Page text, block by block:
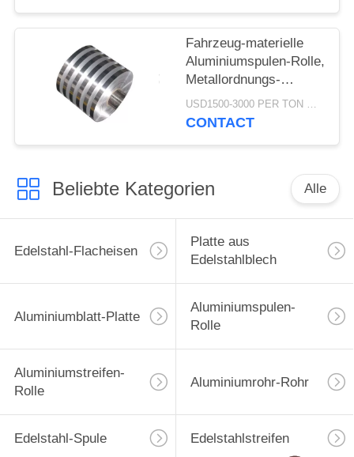
Fahrzeug-materielle
Aluminiumspulen-Rolle,
Metallordnungs-
Spulen-Antikorrosions-
langlebiges Gut
USD1500-3000 PER TON MOQ:1TON
CONTACT
Beliebte Kategorien Alle
Edelstahl-Flacheisen
Platte aus
Edelstahlblech
Aluminiumblatt-Platte
Aluminiumspulen-
Rolle
Aluminiumstreifen-
Rolle
Aluminiumrohr-Rohr
Edelstahl-Spule Edelstahlstreifen